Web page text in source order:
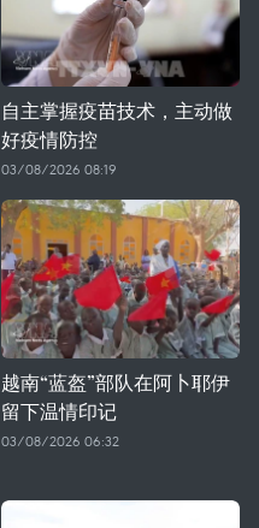
自主掌握疫苗技术，主动做
好疫情防控
03/08/2026 08:19
越南“蓝盔”部队在阿卜耶伊
留下温情印记
03/08/2026 06:32